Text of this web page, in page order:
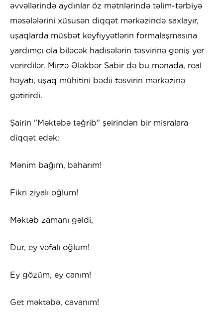
əvvəllərində aydınlar öz mətnlərində təlim-tərbiyə
məsələlərini xüsusən diqqət mərkəzində saxlayır,
uşaqlarda müsbət keyfiyyətlərin formalaşmasına
yardımçı ola biləcək hadisələrin təsvirinə geniş yer
verirdilər. Mirzə Ələkbər Sabir də bu mənada, real
həyatı, uşaq mühitini bədii təsvirin mərkəzinə
gətirirdi.
Şairin "Məktəbə təğrib" şeirindən bir misralara
diqqət edək:
Mənim bağım, baharım!
Fikri ziyalı oğlum!
Məktəb zamanı gəldi,
Dur, ey vəfalı oğlum!
Ey gözüm, ey canım!
Get məktəbə, cavanım!